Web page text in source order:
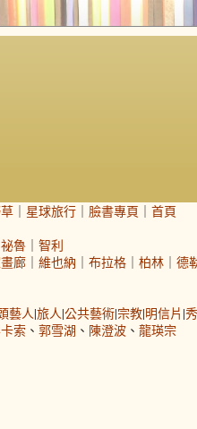
｜ 星球旅行 ｜ 臉書專頁 ｜ 首頁
祕魯 ｜ 智利
廊 ｜ 維也納 ｜ 布拉格 ｜ 柏林 ｜ 德
藝人|旅人|公共藝術|宗教|明信片 |秀
索 、 郭雪湖 、 陳澄波 、 龍瑛宗